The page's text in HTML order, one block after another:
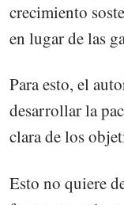
crecimiento
en lugar de las
Para esto, el
desarrollar la
clara de los
Esto no quiere